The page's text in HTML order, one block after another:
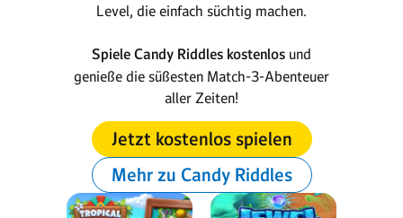
Level, die einfach süchtig machen.
Spiele Candy Riddles kostenlos und
genieße die süßesten Match-3-Abenteuer
aller Zeiten!
Jetzt kostenlos spielen
Mehr zu Candy Riddles